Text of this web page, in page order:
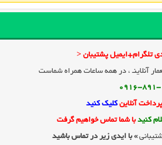
تلگرام+ایمیل پشتیبان <
آنلاینـ ، در همه ساعات همراه شماست
آنلاین کلیک کنید
کنیدبا شما تماس خواهیم گرفت
» با ایدی زیر در تماس باشید